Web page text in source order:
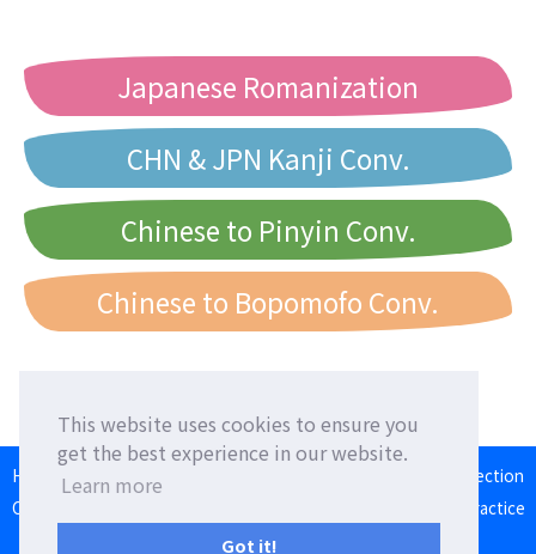
This website uses cookies to ensure you
get the best experience in our website.
Learn more
Got it!
Japanese Romanization
CHN & JPN Kanji Conv.
Chinese to Pinyin Conv.
Chinese to Bopomofo Conv.
HOME
Language Correction
Communication Square
Japanese Romaji Input Practice
Japan/Taiwan/Western Calendar